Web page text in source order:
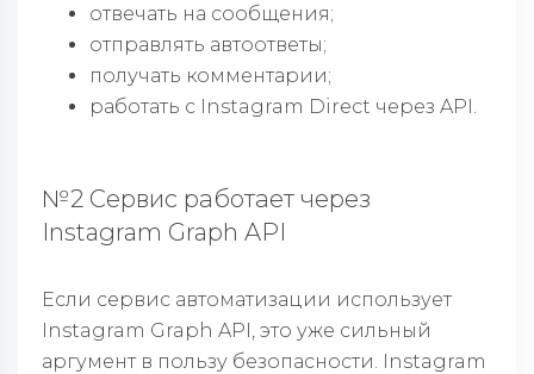
отвечать на сообщения;
отправлять автоответы;
получать комментарии;
работать с Instagram Direct через API.
№2 Сервис работает через
Instagram Graph API
Если сервис автоматизации использует
Instagram Graph API, это уже сильный
аргумент в пользу безопасности. Instagram